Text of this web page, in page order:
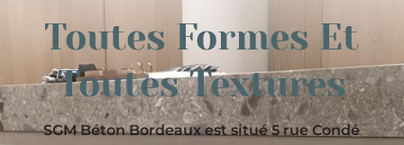
Toutes Formes Et
Toutes Textures
SGM Béton Bordeaux est situé 5 rue Condé